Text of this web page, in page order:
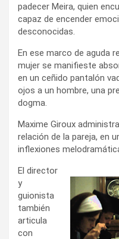
padecer Meira, quien
capaz de encender
desconocidas.
En ese marco de aguda
mujer se manifieste
en un ceñido pantalón
ojos a un hombre, una
dogma.
Maxime Giroux
relación de la pareja, en
inflexiones
El director
y
guionista
también
articula
con